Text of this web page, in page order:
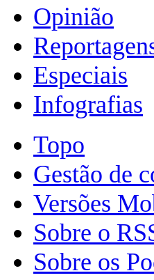
Opinião
Especiais
Infografias
Topo
Gestão de
Versões
Sobre o
Sobre os